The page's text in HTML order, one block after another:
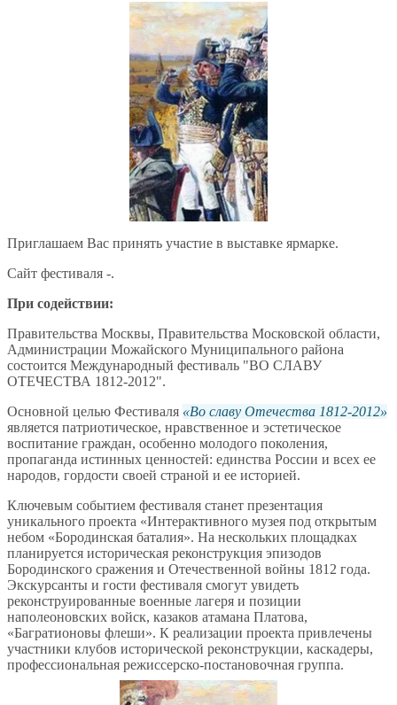
Приглашаем Вас принять участие в выставке ярмарке.
Сайт фестиваля -.
При содействии:
Правительства Москвы, Правительства Московской области,
Администрации Можайского Муниципального района
состоится Международный фестиваль "ВО СЛАВУ
ОТЕЧЕСТВА 1812-2012".
Основной целью Фестиваля
Во славу Отечества 1812-2012
является патриотическое, нравственное и эстетическое
воспитание граждан, особенно молодого поколения,
пропаганда истинных ценностей: единства России и всех ее
народов, гордости своей страной и ее историей.
Ключевым событием фестиваля станет презентация
уникального проекта «Интерактивного музея под открытым
небом «Бородинская баталия». На нескольких площадках
планируется историческая реконструкция эпизодов
Бородинского сражения и Отечественной войны 1812 года.
Экскурсанты и гости фестиваля смогут увидеть
реконструированные военные лагеря и позиции
наполеоновских войск, казаков атамана Платова,
«Багратионовы флеши». К реализации проекта привлечены
участники клубов исторической реконструкции, каскадеры,
профессиональная режиссерско-постановочная группа.